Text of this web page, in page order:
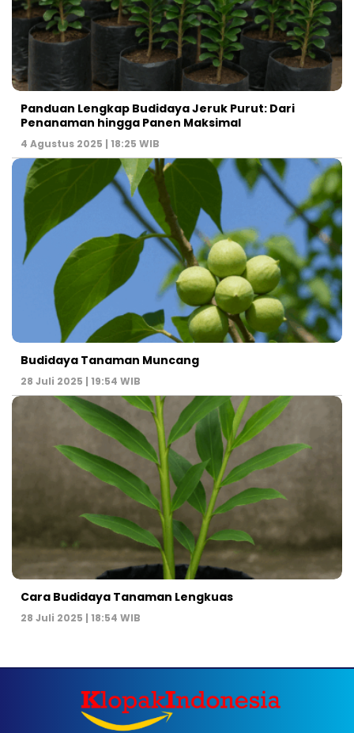
Panduan Lengkap Budidaya Jeruk Purut: Dari
Penanaman hingga Panen Maksimal
4 Agustus 2025 | 18:25 WIB
Budidaya Tanaman Muncang
28 Juli 2025 | 19:54 WIB
Cara Budidaya Tanaman Lengkuas
28 Juli 2025 | 18:54 WIB